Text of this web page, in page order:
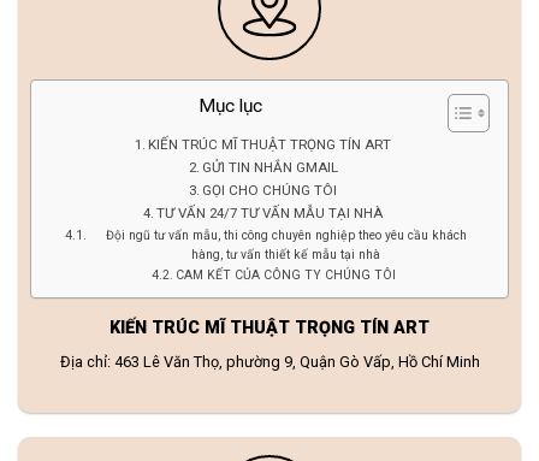
Mục lục
KIẾN TRÚC MĨ THUẬT TRỌNG TÍN ART
GỬI TIN NHẮN GMAIL
GỌI CHO CHÚNG TÔI
TƯ VẤN 24/7 TƯ VẤN MẪU TẠI NHÀ
Đội ngũ tư vấn mẫu, thi công chuyên nghiệp theo yêu cầu khách
hàng, tư vấn thiết kế mẫu tại nhà
CAM KẾT CỦA CÔNG TY CHÚNG TÔI
KIẾN TRÚC MĨ THUẬT TRỌNG TÍN ART
Địa chỉ: 463 Lê Văn Thọ, phường 9, Quận Gò Vấp, Hồ Chí Minh